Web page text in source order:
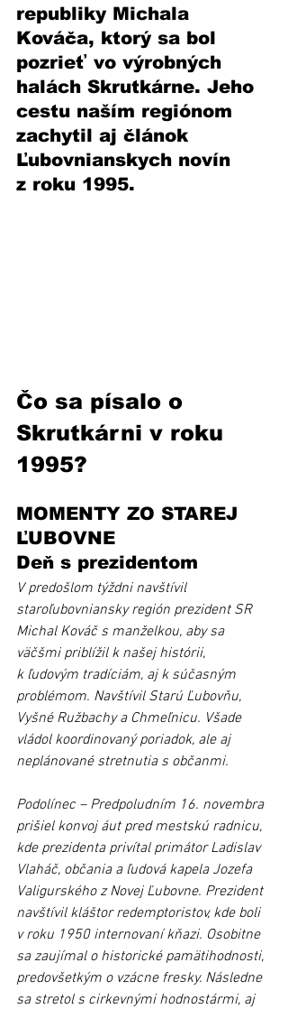
republiky Michala
Kováča, ktorý sa bol
pozrieť vo výrobných
halách Skrutkárne. Jeho
cestu naším regiónom
zachytil aj článok
Ľubovnianskych novín
z roku 1995.
Čo sa písalo o
Skrutkárni v roku
1995?
MOMENTY ZO STAREJ
ĽUBOVNE
Deň s prezidentom
V predošlom týždni navštívil
staroľubovniansky región prezident SR
Michal Kováč s manželkou, aby sa
väčšmi priblížil k našej histórii,
k ľudovým tradíciám, aj k súčasným
problémom. Navštívil Starú Ľubovňu,
Vyšné Ružbachy a Chmeľnicu. Všade
vládol koordinovaný poriadok, ale aj
neplánované stretnutia s občanmi.
Podolínec – Predpoludním 16. novembra
prišiel konvoj áut pred mestskú radnicu,
kde prezidenta privítal primátor Ladislav
Vlaháč, občania a ľudová kapela Jozefa
Valigurského z Novej Ľubovne. Prezident
navštívil kláštor redemptoristov, kde boli
v roku 1950 internovaní kňazi. Osobitne
sa zaujímal o historické pamätihodnosti,
predovšetkým o vzácne fresky. Následne
sa stretol s cirkevnými hodnostármi, aj